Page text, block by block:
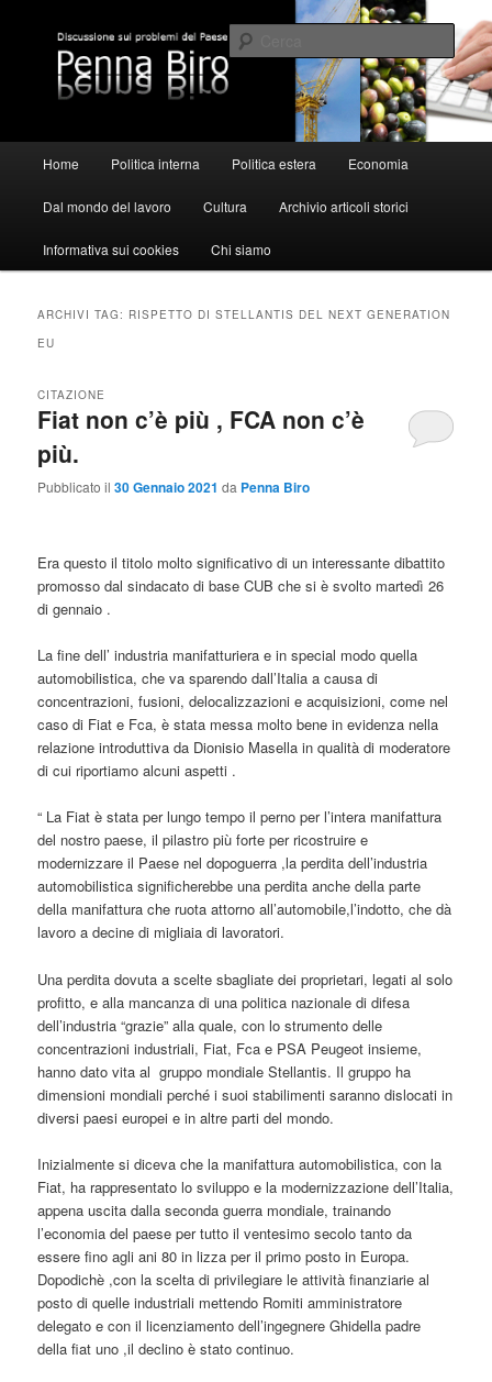
contenuto
principale
contenuto
secondarioPennabiro
Cerca
principale
Home Politica interna Politica estera Economia
Dal mondo del lavoro Cultura Archivio articoli storici
Informativa sui cookies Chi siamo
ARCHIVI TAG: RISPETTO DI STELLANTIS DEL NEXT GENERATION
EU
Fiat non c’è più , FCA non c’è
più.
CITAZIONE
Pubblicato il30 Gennaio 2021 da Penna Biro
Era questo il titolo molto significativo di un interessante dibattito
promosso dal sindacato di base CUB che si è svolto martedì 26
di gennaio .
La fine dell’ industria manifatturiera e in special modo quella
automobilistica, che va sparendo dall’Italia a causa di
concentrazioni, fusioni, delocalizzazioni e acquisizioni, come nel
caso di Fiat e Fca, è stata messa molto bene in evidenza nella
relazione introduttiva da Dionisio Masella in qualità di moderatore
di cui riportiamo alcuni aspetti .
“ La Fiat è stata per lungo tempo il perno per l’intera manifattura
del nostro paese, il pilastro più forte per ricostruire e
modernizzare il Paese nel dopoguerra ,la perdita dell’industria
automobilistica significherebbe una perdita anche della parte
della manifattura che ruota attorno all’automobile,l’indotto, che dà
lavoro a decine di migliaia di lavoratori.
Una perdita dovuta a scelte sbagliate dei proprietari, legati al solo
profitto, e alla mancanza di una politica nazionale di difesa
dell’industria “grazie” alla quale, con lo strumento delle
concentrazioni industriali, Fiat, Fca e PSA Peugeot insieme,
hanno dato vita al gruppo mondiale Stellantis. Il gruppo ha
dimensioni mondiali perché i suoi stabilimenti saranno dislocati in
diversi paesi europei e in altre parti del mondo.
Inizialmente si diceva che la manifattura automobilistica, con la
Fiat, ha rappresentato lo sviluppo e la modernizzazione dell’Italia,
appena uscita dalla seconda guerra mondiale, trainando
l’economia del paese per tutto il ventesimo secolo tanto da
essere fino agli ani 80 in lizza per il primo posto in Europa.
Dopodichè ,con la scelta di privilegiare le attività finanziarie al
posto di quelle industriali mettendo Romiti amministratore
delegato e con il licenziamento dell’ingegnere Ghidella padre
della fiat uno ,il declino è stato continuo.